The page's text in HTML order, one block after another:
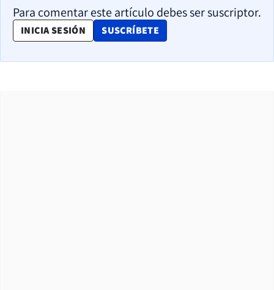
Para comentar este artículo debes ser suscriptor.
INICIA SESIÓN SUSCRÍBETE
OPENS IN NEW WINDOW